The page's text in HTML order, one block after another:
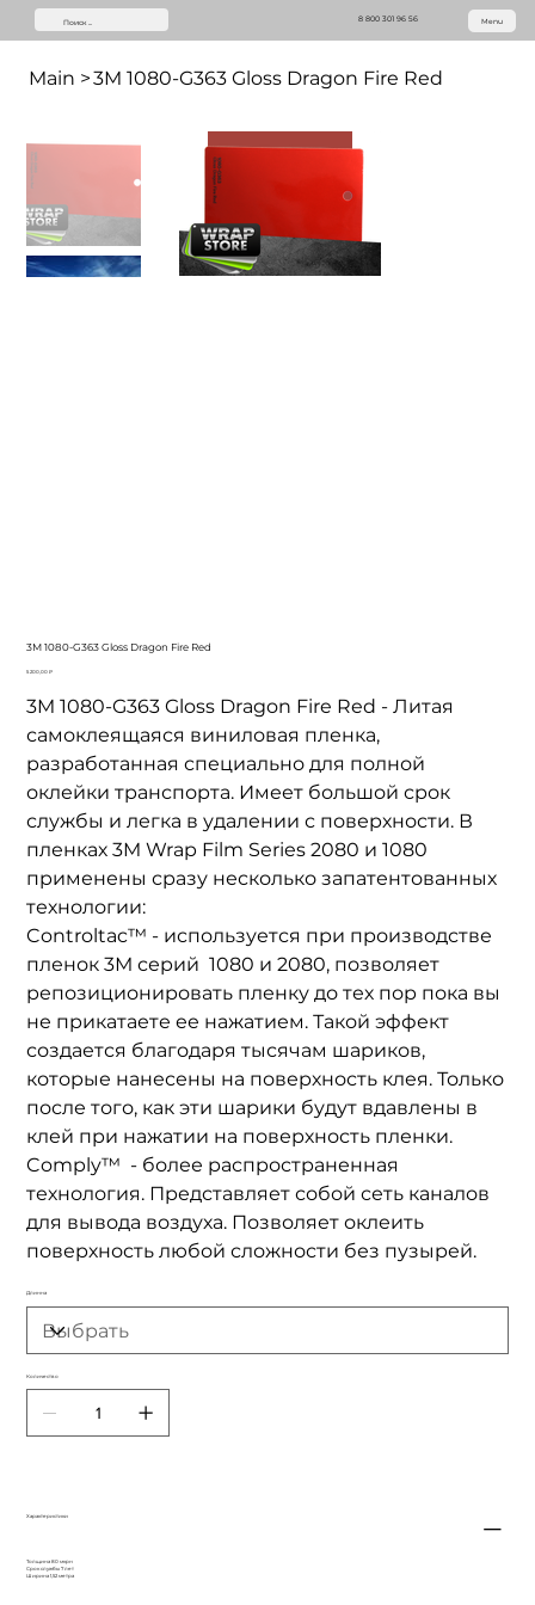
8 800 301 96 56 Menu
Main >3M 1080-G363 Gloss Dragon Fire Red
3M 1080-G363 Gloss Dragon Fire Red
Цена
5 200,00 ₽
3M 1080-G363 Gloss Dragon Fire Red - Литая
самоклеящаяся виниловая пленка,
разработанная специально для полной
оклейки транспорта. Имеет большой срок
службы и легка в удалении с поверхности. В
пленках 3MWrap Film Series 2080 и 1080
применены сразу несколько запатентованных
технологии:
Controltac™ - используется при производстве
пленок 3М серий 1080 и 2080, позволяет
репозиционировать пленку до тех пор пока вы
не прикатаете ее нажатием. Такой эффект
создается благодаря тысячам шариков,
которые нанесены на поверхность клея. Только
после того, как эти шарики будут вдавлены в
клей при нажатии на поверхность пленки.
Comply™ - более распространенная
технология. Представляет собой сеть каналов
для вывода воздуха. Позволяет оклеить
поверхность любой сложности без пузырей.
Длинна
Количество
Характеристики
Толщина 80 мкрн
Срок службы 7 лет
Ширина 1,52 метра